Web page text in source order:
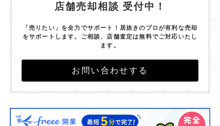
店舗売却相談 受付中！
「売りたい」を全力でサポート！ 居抜きのプロが有利な売却
をサポートします。 ご相談、店舗査定は無料でご対応いたし
ます。
お問い合わせする